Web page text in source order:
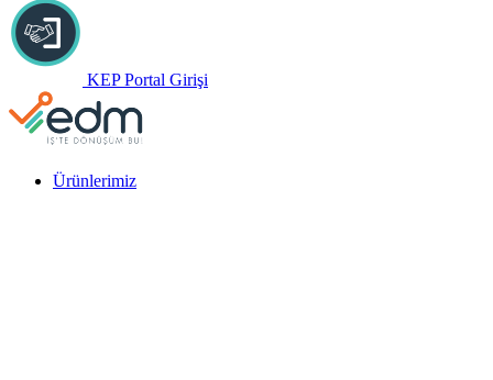
KEP Portal Girişi
Ürünlerimiz